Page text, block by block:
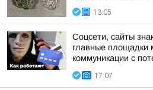
13:05
Соцсети, сайты
главные площадки
коммуникации с
17:07